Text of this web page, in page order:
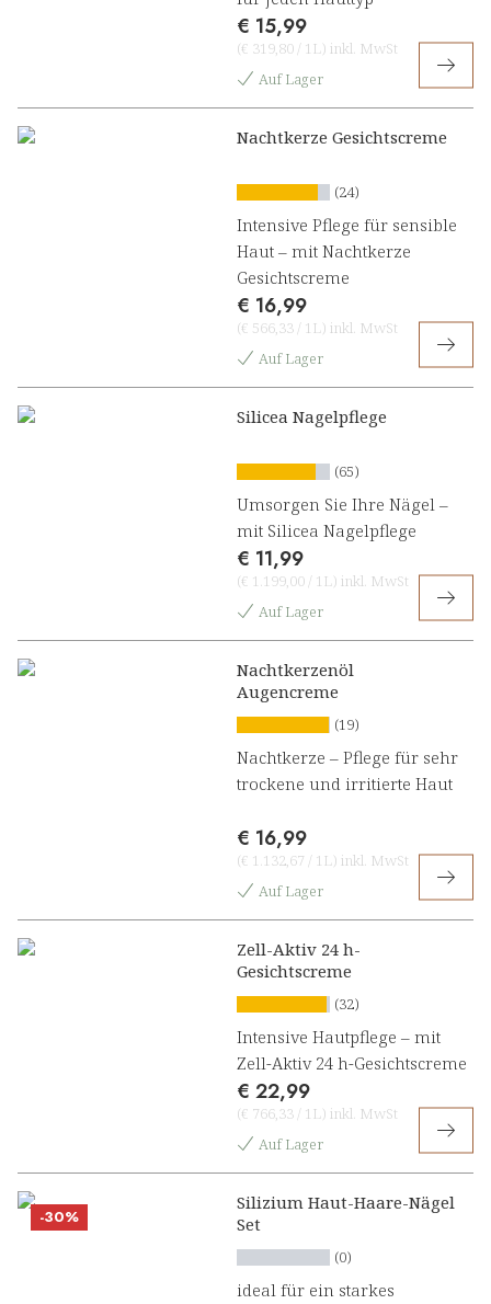
€ 15,99
(€ 319,80 / 1L) inkl. MwSt
Auf Lager
Nachtkerze Gesichtscreme
(24)
Intensive Pflege für sensible
Haut – mit Nachtkerze
Gesichtscreme
€ 16,99
(€ 566,33 / 1L) inkl. MwSt
Auf Lager
Silicea Nagelpflege
(65)
Umsorgen Sie Ihre Nägel –
mit Silicea Nagelpflege
€ 11,99
(€ 1.199,00 / 1L) inkl. MwSt
Auf Lager
Nachtkerzenöl
Augencreme
(19)
Nachtkerze – Pflege für sehr
trockene und irritierte Haut
€ 16,99
(€ 1.132,67 / 1L) inkl. MwSt
Auf Lager
Zell-Aktiv 24 h-
Gesichtscreme
(32)
Intensive Hautpflege – mit
Zell-Aktiv 24 h-Gesichtscreme
€ 22,99
(€ 766,33 / 1L) inkl. MwSt
Auf Lager
-30%
Silizium Haut-Haare-Nägel
Set
(0)
ideal für ein starkes